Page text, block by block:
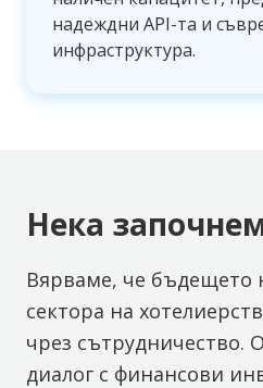
надеждни API-та и
инфраструктура.
Нека
Вярваме, че бъдещето
сектора на
чрез сътрудничество.
диалог с финансови